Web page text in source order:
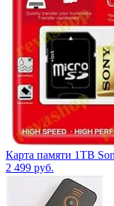
Карта памяти 1TB
2 499 руб.